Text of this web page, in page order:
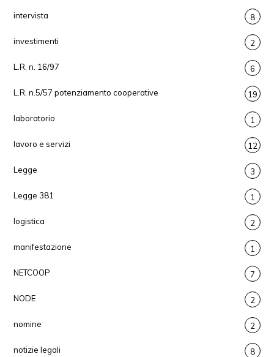
intervista 8
investimenti 2
L.R. n. 16/97 6
L.R. n.5/57 potenziamento cooperative 19
laboratorio 1
lavoro e servizi 12
Legge 3
Legge 381 1
logistica 2
manifestazione 1
NETCOOP 7
NODE 2
nomine 2
notizie legali 8